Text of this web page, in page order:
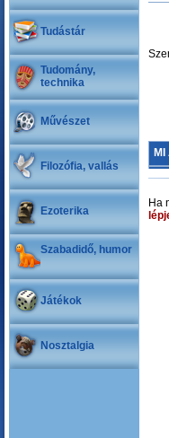
Tudástár
Tudomány,
technika
Művészet
Filozófia, vallás
Ezoterika
Szabadidő, humor
Játékok
Nosztalgia
Ha